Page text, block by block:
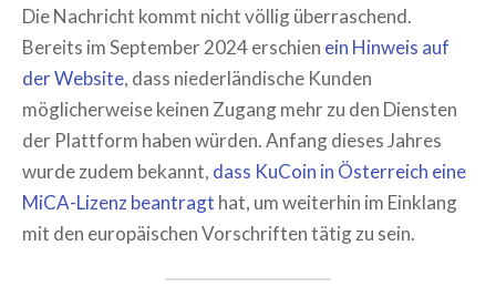
Die Nachricht kommt nicht völlig überraschend.
Bereits im September 2024 erschien ein Hinweis auf
der Website, dass niederländische Kunden
möglicherweise keinen Zugang mehr zu den Diensten
der Plattform haben würden. Anfang dieses Jahres
wurde zudem bekannt, dass KuCoin in Österreich eine
MiCA-Lizenz beantragt hat, um weiterhin im Einklang
mit den europäischen Vorschriften tätig zu sein.